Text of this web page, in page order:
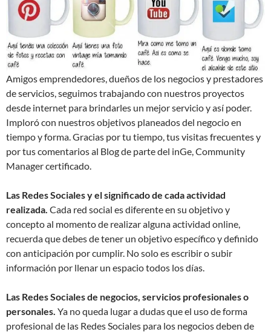
Amigos emprendedores, dueños de los negocios y prestadores
de servicios, seguimos trabajando con nuestros proyectos
desde internet para brindarles un mejor servicio y así poder.
Imploró con nuestros objetivos planeados del negocio en
tiempo y forma. Gracias por tu tiempo, tus visitas frecuentes y
por tus comentarios al Blog de parte del inGe, Community
Manager certificado.
Las Redes Sociales y el significado de cada actividad
realizada. Cada red social es diferente en su objetivo y
concepto al momento de realizar alguna actividad online,
recuerda que debes de tener un objetivo específico y definido
con anticipación por cumplir. No solo es escribir o subir
información por llenar un espacio todos los días.
Las Redes Sociales de negocios, servicios profesionales o
personales. Ya no queda lugar a dudas que el uso de forma
profesional de las Redes Sociales para los negocios deben de